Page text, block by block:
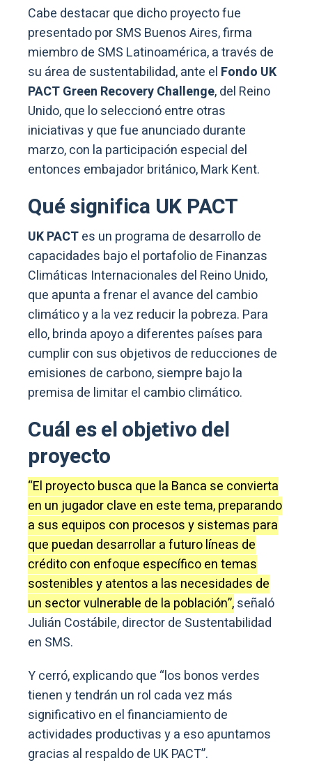
Cabe destacar que dicho proyecto fue
presentado por SMS Buenos Aires, firma
miembro de SMS Latinoamérica, a través de
su área de sustentabilidad, ante el Fondo UK
PACT Green Recovery Challenge, del Reino
Unido, que lo seleccionó entre otras
iniciativas y que fue anunciado durante
marzo, con la participación especial del
entonces embajador británico, Mark Kent.
Qué significa UK PACT
UK PACTes un programa de desarrollo de
capacidades bajo el portafolio de Finanzas
Climáticas Internacionales del Reino Unido,
que apunta a frenar el avance del cambio
climático y a la vez reducir la pobreza. Para
ello, brinda apoyo a diferentes países para
cumplir con sus objetivos de reducciones de
emisiones de carbono, siempre bajo la
premisa de limitar el cambio climático.
Cuál es el objetivo del
proyecto
“El proyecto busca que la Banca se convierta
en un jugador clave en este tema, preparando
a sus equipos con procesos y sistemas para
que puedan desarrollar a futuro líneas de
crédito con enfoque específico en temas
sostenibles y atentos a las necesidades de
un sector vulnerable de la población”,señaló
Julián Costábile, director de Sustentabilidad
en SMS.
Y cerró, explicando que “los bonos verdes
tienen y tendrán un rol cada vez más
significativo en el financiamiento de
actividades productivas y a eso apuntamos
gracias al respaldo de UK PACT”.